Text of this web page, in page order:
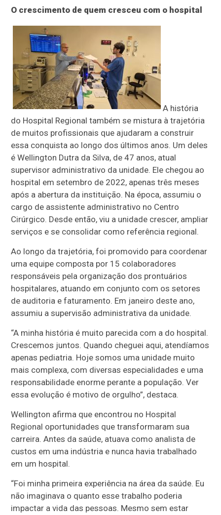
O crescimento de quem cresceu com o hospital
A história
do Hospital Regional também se mistura à trajetória
de muitos profissionais que ajudaram a construir
essa conquista ao longo dos últimos anos. Um deles
é Wellington Dutra da Silva, de 47 anos, atual
supervisor administrativo da unidade. Ele chegou ao
hospital em setembro de 2022, apenas três meses
após a abertura da instituição. Na época, assumiu o
cargo de assistente administrativo no Centro
Cirúrgico. Desde então, viu a unidade crescer, ampliar
serviços e se consolidar como referência regional.
Ao longo da trajetória, foi promovido para coordenar
uma equipe composta por 15 colaboradores
responsáveis pela organização dos prontuários
hospitalares, atuando em conjunto com os setores
de auditoria e faturamento. Em janeiro deste ano,
assumiu a supervisão administrativa da unidade.
“A minha história é muito parecida com a do hospital.
Crescemos juntos. Quando cheguei aqui, atendíamos
apenas pediatria. Hoje somos uma unidade muito
mais complexa, com diversas especialidades e uma
responsabilidade enorme perante a população. Ver
essa evolução é motivo de orgulho”, destaca.
Wellington afirma que encontrou no Hospital
Regional oportunidades que transformaram sua
carreira. Antes da saúde, atuava como analista de
custos em uma indústria e nunca havia trabalhado
em um hospital.
“Foi minha primeira experiência na área da saúde. Eu
não imaginava o quanto esse trabalho poderia
impactar a vida das pessoas. Mesmo sem estar